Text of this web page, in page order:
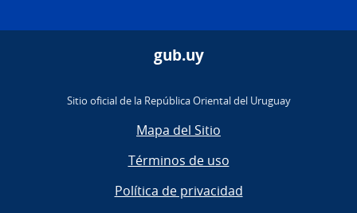
gub.uy
Sitio oficial de la República Oriental del Uruguay
Mapa del Sitio
Términos de uso
Política de privacidad